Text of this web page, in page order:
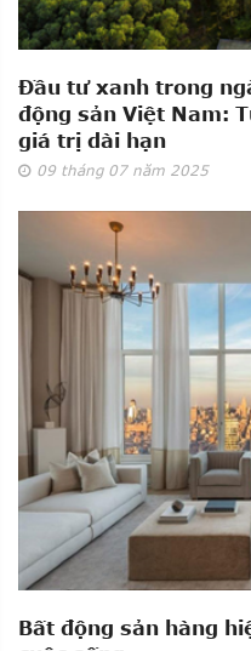
Đầu tư xanh trong
động sản Việt Nam:
giá trị dài hạn
09 tháng 07 năm 2025
Bất động sản hàng